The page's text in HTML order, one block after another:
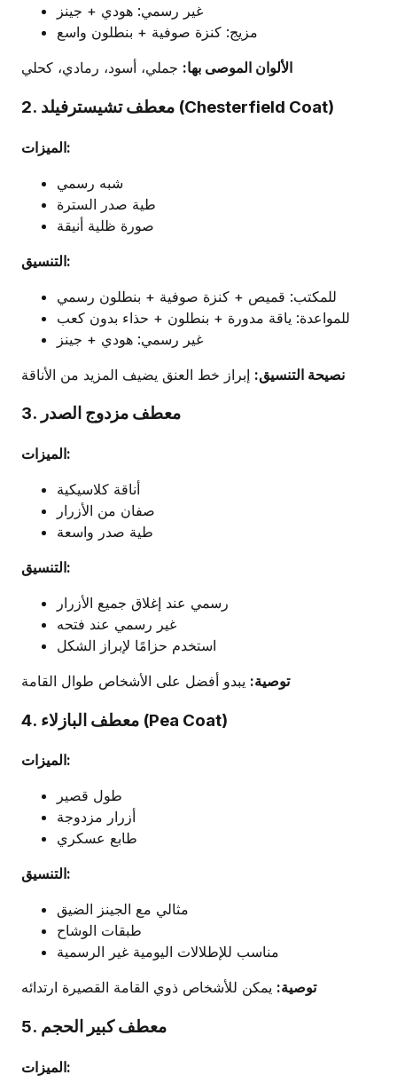
غير رسمي: هودي + جينز
مزيج: كنزة صوفية + بنطلون واسع
الألوان الموصى بها: جملي، أسود، رمادي، كحلي
2. معطف تشيسترفيلد (Chesterfield Coat)
الميزات:
شبه رسمي
طية صدر السترة
صورة ظلية أنيقة
التنسيق:
للمكتب: قميص + كنزة صوفية + بنطلون رسمي
للمواعدة: ياقة مدورة + بنطلون + حذاء بدون كعب
غير رسمي: هودي + جينز
نصيحة التنسيق: إبراز خط العنق يضيف المزيد من الأناقة
3. معطف مزدوج الصدر
الميزات:
أناقة كلاسيكية
صفان من الأزرار
طية صدر واسعة
التنسيق:
رسمي عند إغلاق جميع الأزرار
غير رسمي عند فتحه
استخدم حزامًا لإبراز الشكل
توصية: يبدو أفضل على الأشخاص طوال القامة
4. معطف البازلاء (Pea Coat)
الميزات:
طول قصير
أزرار مزدوجة
طابع عسكري
التنسيق:
مثالي مع الجينز الضيق
طبقات الوشاح
مناسب للإطلالات اليومية غير الرسمية
توصية: يمكن للأشخاص ذوي القامة القصيرة ارتدائه
5. معطف كبير الحجم
الميزات: